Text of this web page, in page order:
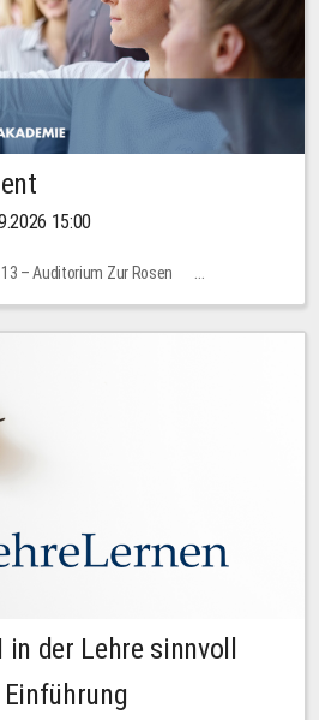
15:00
– Auditorium Zur Rosen
EUR
in der Lehre sinnvoll